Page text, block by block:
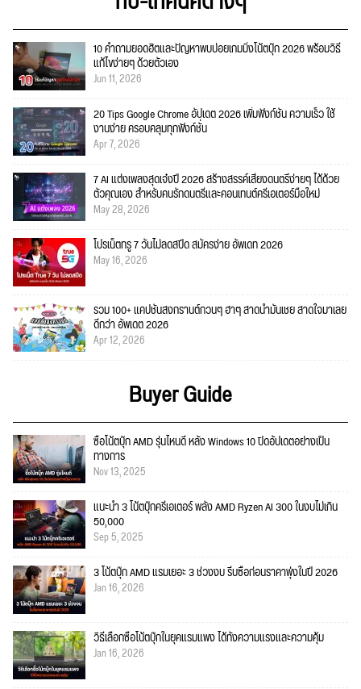
10 คำถามยอดฮิตและปัญหาพบบ่อยเกมมิ่งโน้ตบุ๊ก 2026 พร้อมวิธี
แก้ไขง่ายๆ ด้วยตัวเอง
Jun 11, 2026
20 Tips Google Chrome อัปเดต 2026 เพิ่มฟังก์ชั่น ความเร็ว ใช้
งานง่าย ครอบคลุมทุกฟังก์ชั่น
Apr 7, 2026
7 AI แต่งเพลงสุดเจ๋งปี 2026 สร้างสรรค์เสียงดนตรีง่ายๆ ได้ด้วย
ตัวคุณเอง สำหรับคนรักดนตรีและคอนเทนต์ครีเอเตอร์มือใหม่
May 28, 2026
โปรเน็ตทรู 7 วันไม่ลดสปีด สมัครง่าย อัพเดท 2026
May 16, 2026
รวม 100+ แคปชั่นสงกรานต์กวนๆ ฮาๆ สาดน้ำมันเชย สาดใจมาเลย
ดีกว่า อัพเดต 2026
Apr 12, 2026
Buyer Guide
ซื้อโน้ตบุ๊ก AMD รุ่นไหนดี หลัง Windows 10 ปิดอัปเดตอย่างเป็น
ทางการ
Nov 13, 2025
แนะนำ 3 โน้ตบุ๊กครีเอเตอร์ พลัง AMD Ryzen AI 300 ในงบไม่เกิน
50,000
Sep 5, 2025
3 โน้ตบุ๊ก AMD แรมเยอะ 3 ช่วงงบ รีบซื้อก่อนราคาพุ่งในปี 2026
Jan 16, 2026
วิธีเลือกซื้อโน้ตบุ๊กในยุคแรมแพง ได้ทั้งความแรงและความคุ้ม
Jan 16, 2026